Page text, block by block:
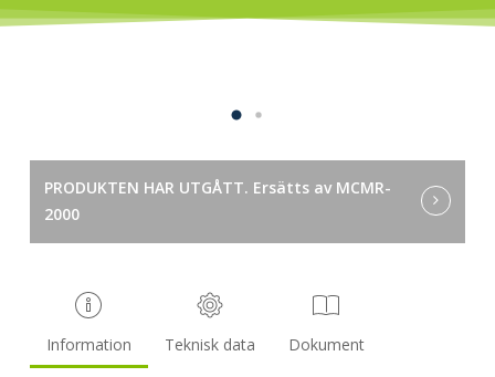
PRODUKTEN HAR UTGÅTT. Ersätts av MCMR-
2000
Information Teknisk data Dokument